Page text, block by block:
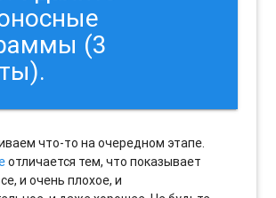
(3
что-то на очередном этапе.
отличается тем, что показывает
и очень плохое, и